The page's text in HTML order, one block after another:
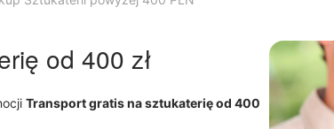
od 400 zł
Transport gratis na sztukaterię od 400